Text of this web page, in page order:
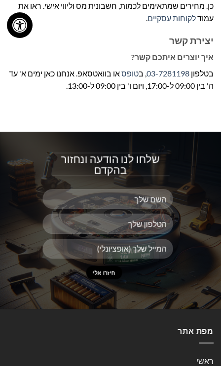
כן. מחירים שמתאימים לכמות, חשבונית מס וליווי אישי. ראו את
עמודלקוחות עסקיים.
יצירת קשר
איך יוצרים איתכם קשר?
בטלפון 03-7281198, בטופסאו בוואטסאפ. אנחנו כאן ימים א' עד
ה' בין 09:00 ל-17:00, ויום ו' בין 09:00 ל-13:00.
שלחו לנו הודעה ונחזור
בהקדם
מפת אתר
ראשי